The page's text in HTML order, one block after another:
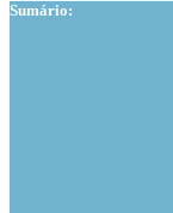
Sumário: